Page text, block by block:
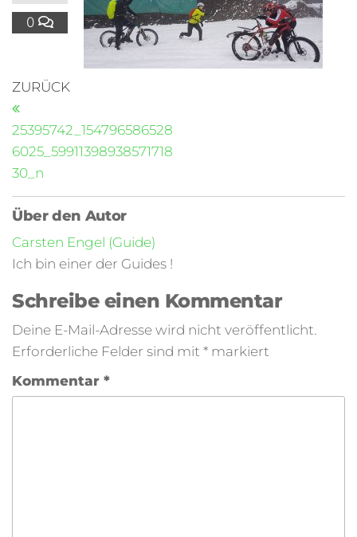
0
ZURÜCK
25395742_154796586528
6025_59911398938571718
30_n
Über den Autor
Carsten Engel (Guide)
Ich bin einer der Guides !
Schreibe einen Kommentar
Deine E-Mail-Adresse wird nicht veröffentlicht.
Erforderliche Felder sind mit * markiert
Kommentar *